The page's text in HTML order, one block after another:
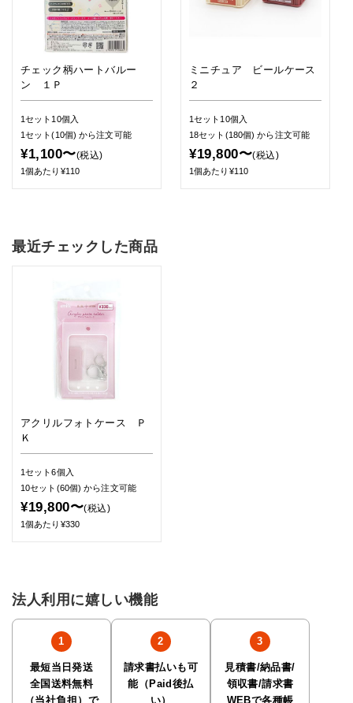
チェック柄ハートバルー
ン １Ｐ
1セット10個入
1セット(10個)から注文可能
¥1,100〜(税込)
1個あたり¥110
ミニチュア ビールケース
２
1セット10個入
18セット(180個)から注文可能
¥19,800〜(税込)
1個あたり¥110
最近チェックした商品
アクリルフォトケース Ｐ
Ｋ
1セット6個入
10セット(60個)から注文可能
¥19,800〜(税込)
1個あたり¥330
法人利用に嬉しい機能
最短当日発送
全国送料無料
（当社負担）で
請求書払いも可
能（Paid後払
い）
見積書/納品書/
領収書/請求書
WEBで各種帳